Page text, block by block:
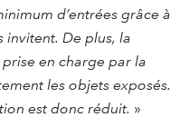
d’entrées grâce à
invitent. De plus, la
en charge par la
les objets exposés.
est donc réduit. »